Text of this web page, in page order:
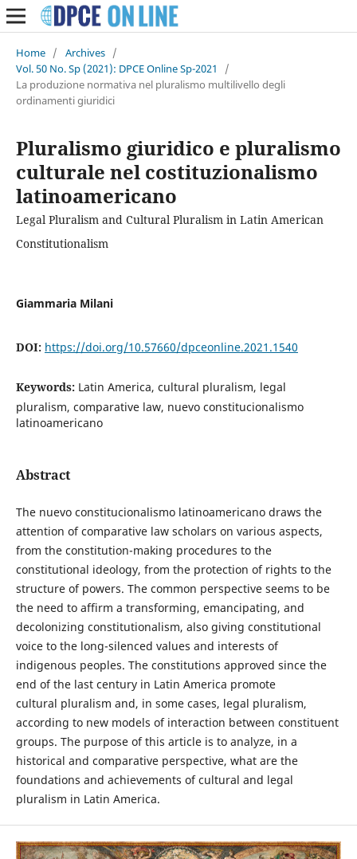
Home / Archives /
Vol. 50 No. Sp (2021): DPCE Online Sp-2021
/
La produzione normativa nel pluralismo multilivello degli
ordinamenti giuridici
Pluralismo giuridico e pluralismo
culturale nel costituzionalismo
latinoamericano
Legal Pluralism and Cultural Pluralism in Latin American
Constitutionalism
Giammaria Milani
DOI: https://doi.org/10.57660/dpceonline.2021.1540
Keywords: Latin America, cultural pluralism, legal
pluralism, comparative law, nuevo constitucionalismo
latinoamericano
Abstract
The nuevo constitucionalismo latinoamericano draws the
attention of comparative law scholars on various aspects,
from the constitution-making procedures to the
constitutional ideology, from the protection of rights to the
structure of powers. The common perspective seems to be
the need to affirm a transforming, emancipating, and
decolonizing constitutionalism, also giving constitutional
voice to the long-silenced values and interests of
indigenous peoples. The constitutions approved since the
end of the last century in Latin America promote
cultural pluralism and, in some cases, legal pluralism,
according to new models of interaction between constituent
groups. The purpose of this article is to analyze, in a
historical and comparative perspective, what are the
foundations and achievements of cultural and legal
pluralism in Latin America.